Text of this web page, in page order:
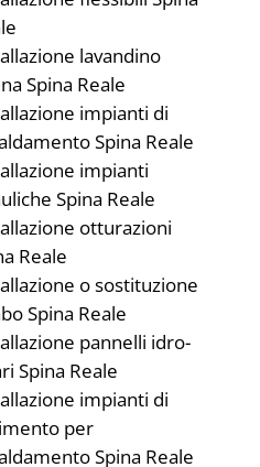
lavandino
Spina Reale
impianti di
Spina Reale
impianti
Spina Reale
otturazioni
Reale
o sostituzione
Spina Reale
pannelli idro-
Spina Reale
impianti di
per
Spina Reale